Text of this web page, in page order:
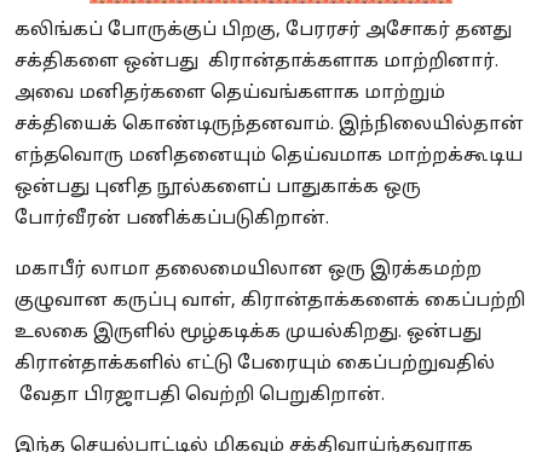
கலிங்கப் போருக்குப் பிறகு, பேரரசர் அசோகர் தனது
சக்திகளை ஒன்பது கிரான்தாக்களாக மாற்றினார்.
அவை மனிதர்களை தெய்வங்களாக மாற்றும்
சக்தியைக் கொண்டிருந்தனவாம். இந்நிலையில்தான்
எந்தவொரு மனிதனையும் தெய்வமாக மாற்றக்கூடிய
ஒன்பது புனித நூல்களைப் பாதுகாக்க ஒரு
போர்வீரன் பணிக்கப்படுகிறான்.
மகாபீர் லாமா தலைமையிலான ஒரு இரக்கமற்ற
குழுவான கருப்பு வாள், கிரான்தாக்களைக் கைப்பற்றி
உலகை இருளில் மூழ்கடிக்க முயல்கிறது. ஒன்பது
கிரான்தாக்களில் எட்டு பேரையும் கைப்பற்றுவதில்
வேதா பிரஜாபதி வெற்றி பெறுகிறான்.
இந்த செயல்பாட்டில் மிகவும் சக்திவாய்ந்தவராக